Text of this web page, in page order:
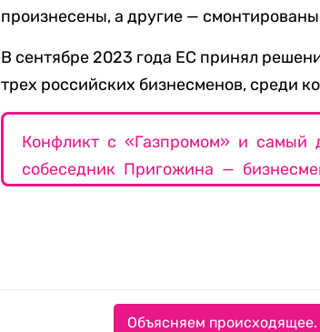
произнесены, а другие —
В сентябре 2023 года ЕС принял
трех российских бизнесменов, среди
Конфликт с «Газпромом» и самый
собеседник Пригожина —
Объясняем происходящее.